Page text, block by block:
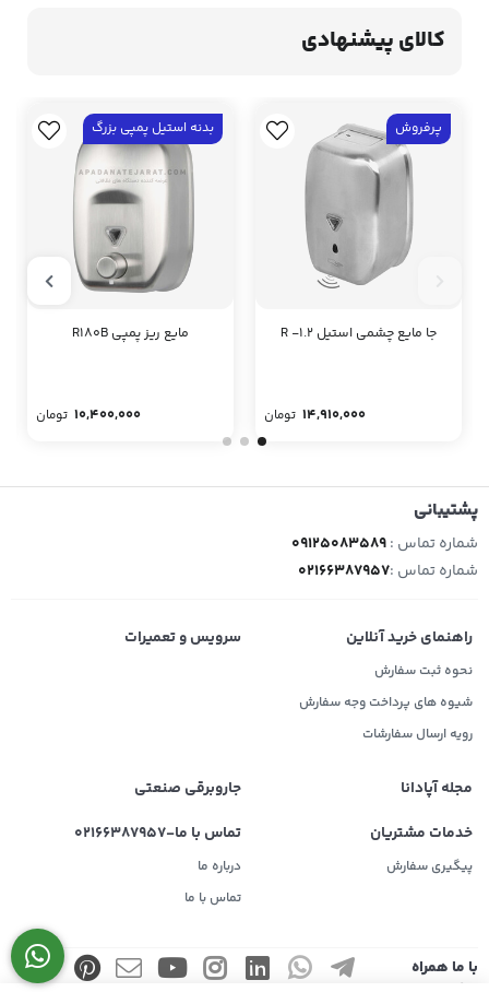
کالای پیشنهادی
پرفروش
جا مایع چشمی استیل R -1.2
14,910,000 تومان
بدنه استیل پمپی بزرگ
مایع ریز پمپی R180B
10,400,000 تومان
پشتیبانی
شماره تماس :09125083589
شماره تماس :02166387957
راهنمای خرید آنلاین
نحوه ثبت سفارش
شیوه های پرداخت وجه سفارش
رویه ارسال سفارشات
سرویس و تعمیرات
مجله آپادانا
جاروبرقی صنعتی
خدمات مشتریان
پیگیری سفارش
تماس با ما-02166387957
درباره ما
تماس با ما
با ما همراه